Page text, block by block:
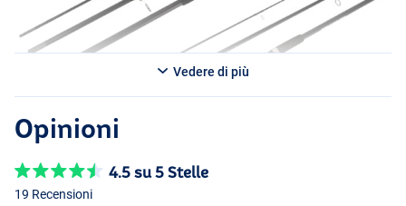
Angling Pursuits Sea Spirit 7000 mulinello da mare con filo
- Mulinello da mare imbobbinato
- Rapporto di recupero: 4,1:1
- Capacità della bobina: 0,40 mm/345 m
- Manovella intercambiabile sinistra/destra
- Bilanciato al computer
- Sistema antivibrante del rotore
Vedere di più
Opinioni
4.5 su 5 Stelle
19 Recensioni